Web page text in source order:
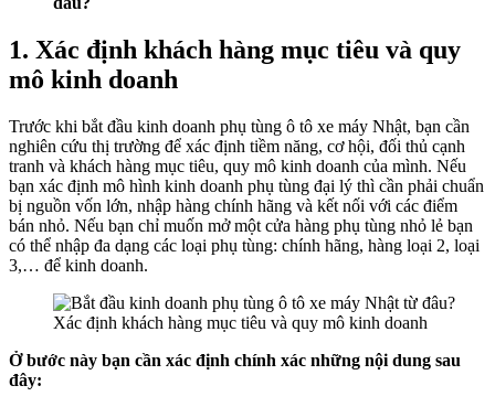
1. Xác định khách hàng mục tiêu và quy
mô kinh doanh
Trước khi bắt đầu kinh doanh phụ tùng ô tô xe máy Nhật, bạn cần
nghiên cứu thị trường để xác định tiềm năng, cơ hội, đối thủ cạnh
tranh và khách hàng mục tiêu, quy mô kinh doanh của mình. Nếu
bạn xác định mô hình kinh doanh phụ tùng đại lý thì cần phải chuẩn
bị nguồn vốn lớn, nhập hàng chính hãng và kết nối với các điểm
bán nhỏ. Nếu bạn chỉ muốn mở một cửa hàng phụ tùng nhỏ lẻ bạn
có thể nhập đa dạng các loại phụ tùng: chính hãng, hàng loại 2, loại
3,… để kinh doanh.
Xác định khách hàng mục tiêu và quy mô kinh doanh
Ở bước này bạn cần xác định chính xác những nội dung sau
đây: